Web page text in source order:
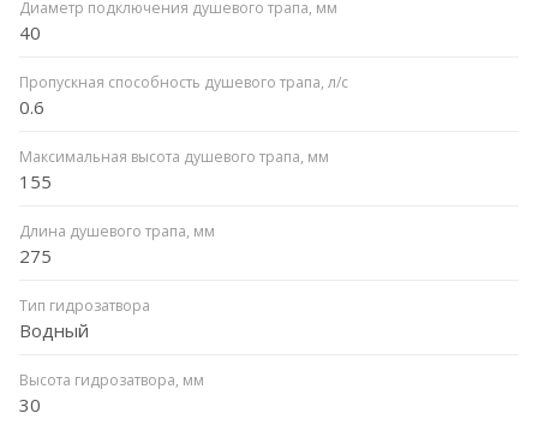
Диаметр подключения душевого трапа, мм
40
Пропускная способность душевого трапа, л/с
0.6
Максимальная высота душевого трапа, мм
155
Длина душевого трапа, мм
275
Тип гидрозатвора
Водный
Высота гидрозатвора, мм
30